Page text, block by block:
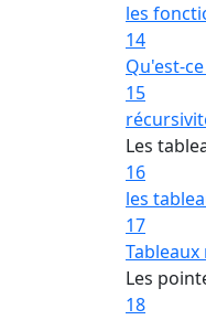
les
14
Qu'est-
15
Les
16
les
17
Les
18